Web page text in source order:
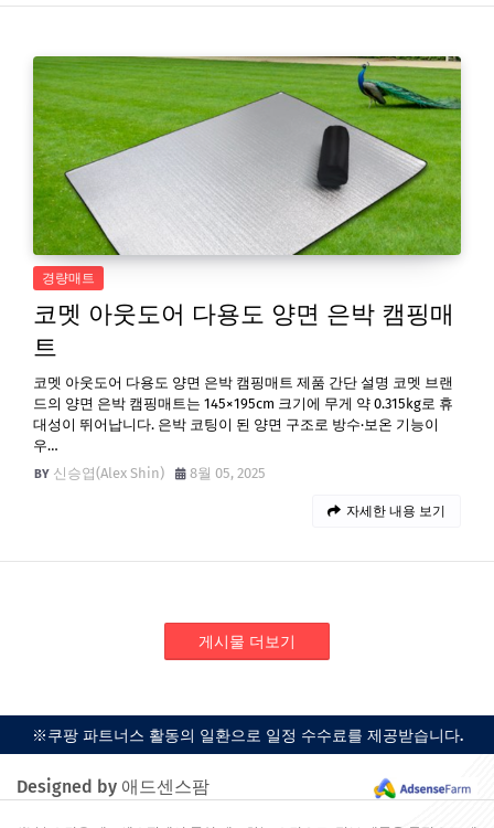
경량매트
코멧 아웃도어 다용도 양면 은박 캠핑매
트
코멧 아웃도어 다용도 양면 은박 캠핑매트 제품 간단 설명 코멧 브랜
드의 양면 은박 캠핑매트는 145×195cm 크기에 무게 약 0.315kg로 휴
대성이 뛰어납니다. 은박 코팅이 된 양면 구조로 방수·보온 기능이
우…
신승엽(Alex Shin)
8월 05, 2025
자세한 내용 보기
게시물 더보기
※쿠팡 파트너스 활동의 일환으로 일정 수수료를 제공받습니다.
Designed by 애드센스팜